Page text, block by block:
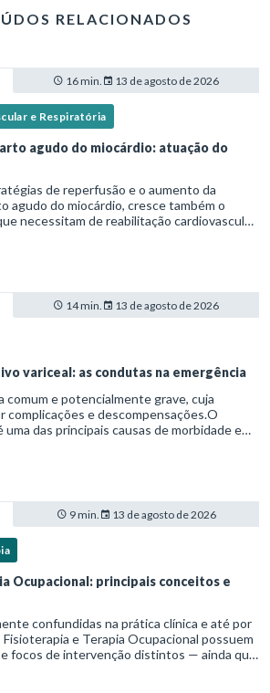
RELACIONADOS
16 min. 13 de agosto de 2026
e Respiratória
agudo do miocárdio: atuação do
de reperfusão e o aumento da
agudo do miocárdio, cresce também o
necessitam de reabilitação cardiovascular
14 min. 13 de agosto de 2026
variceal: as condutas na emergência
comum e potencialmente grave, cuja
complicações e descompensações.O
uma das principais causas de morbidade e
9 min. 13 de agosto de 2026
Ocupacional: principais conceitos e
confundidas na prática clínica e até por
e Terapia Ocupacional possuem
focos de intervenção distintos — ainda que